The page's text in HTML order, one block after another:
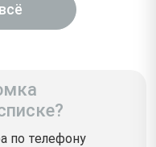
по телефону